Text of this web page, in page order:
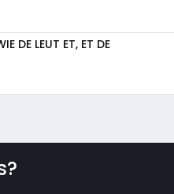
DE LEUT ET, ET DE